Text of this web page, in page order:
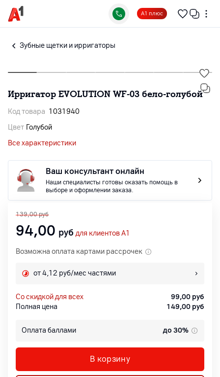
А1 плюс
Зубные щетки и ирригаторы
Ирригатор EVOLUTION WF-03 бело-голубой
Код товара 1031940
Цвет Голубой
Все характеристики
Ваш консультант онлайн
Наши специалисты готовы оказать помощь в
выборе и оформлении заказа.
139,00 руб
94,00 руб для клиентов A1
Возможна оплата картами рассрочек
от 4,12 руб/мес частями
со скидкой для всех 99,00 руб
Полная цена
149,00 руб
Оплата баллами до 30%
В корзину